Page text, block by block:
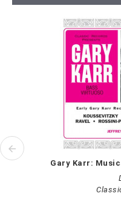
Gary Karr: